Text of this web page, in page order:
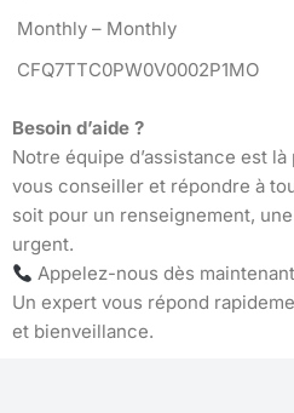
Monthly – Monthly
CFQ7TTC0PW0V0002P1MO
Besoin d’aide ?
Notre équipe d’assistance est
vous conseiller et répondre à
soit pour un renseignement,
urgent.
Appelez-nous dès
Un expert vous répond
et bienveillance.